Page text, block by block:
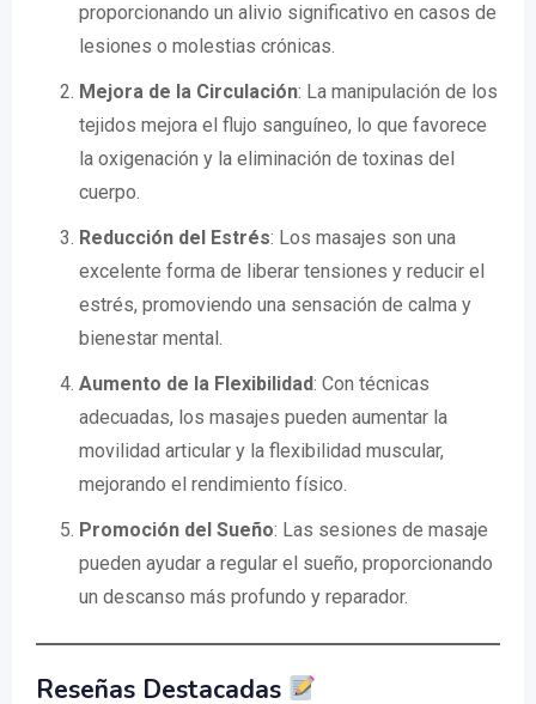
proporcionando un alivio significativo en casos de
lesiones o molestias crónicas.
Mejora de la Circulación: La manipulación de los
tejidos mejora el flujo sanguíneo, lo que favorece
la oxigenación y la eliminación de toxinas del
cuerpo.
Reducción del Estrés: Los masajes son una
excelente forma de liberar tensiones y reducir el
estrés, promoviendo una sensación de calma y
bienestar mental.
Aumento de la Flexibilidad: Con técnicas
adecuadas, los masajes pueden aumentar la
movilidad articular y la flexibilidad muscular,
mejorando el rendimiento físico.
Promoción del Sueño: Las sesiones de masaje
pueden ayudar a regular el sueño, proporcionando
un descanso más profundo y reparador.
Reseñas Destacadas